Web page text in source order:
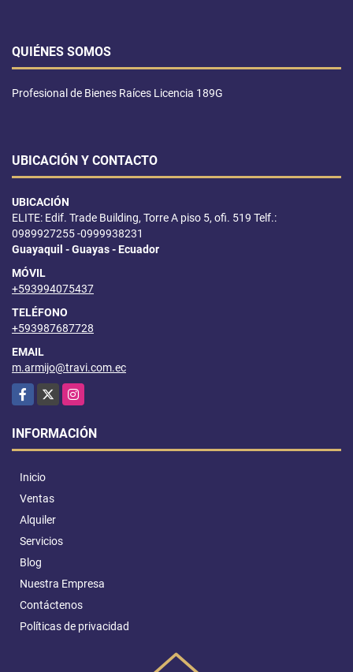
QUIÉNES SOMOS
Profesional de Bienes Raíces Licencia 189G
UBICACIÓN Y CONTACTO
UBICACIÓN
ELITE: Edif. Trade Building, Torre A piso 5, ofi. 519 Telf.:
0989927255 -0999938231
Guayaquil - Guayas - Ecuador
MÓVIL
+593994075437
TELÉFONO
+593987687728
EMAIL
m.armijo@travi.com.ec
Facebook
X Instagram
INFORMACIÓN
Inicio
Ventas
Alquiler
Servicios
Blog
Nuestra Empresa
Contáctenos
Políticas de privacidad